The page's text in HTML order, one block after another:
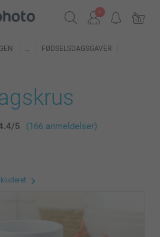
FØDSELSDAGSGAVER
/5 (166 anmeldelser)